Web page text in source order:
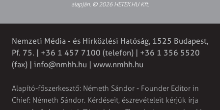
alapján. © 2026 HETEK.HU Kft.
Nemzeti Média - és Hírközlési Hatóság, 1525 Budapest,
Pf. 75. | +36 1 457 7100 (telefon) | +36 1 356 5520
(fax) | info@nmhh.hu | www.nmhh.hu
Alapító-főszerkesztő: Németh Sándor - Founder Editor in
Chief: Németh Sándor. Kérdéseit, észrevételeit kérjük írja